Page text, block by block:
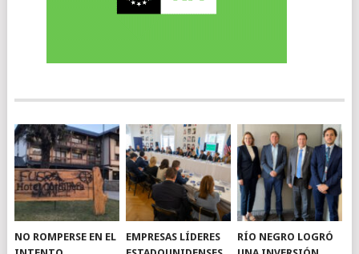
NO ROMPERSE EN EL
EMPRESAS LÍDERES
RÍO NEGRO LOGRÓ